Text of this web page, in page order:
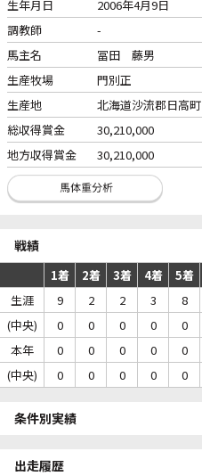
生年月日
2006年4月9日
調教師
-
馬主名
冨田 藤男
生産牧場
門別正
生産地
北海道沙流郡日高町
総収得賞金
30,210,000
地方収得賞金
30,210,000
戦績
1着 2着 3着 4着 5着
生涯
9 2 2 3 8
(中央)
0 0 0 0 0
本年
0 0 0 0 0
(中央)
0 0 0 0 0
条件別実績
出走履歴